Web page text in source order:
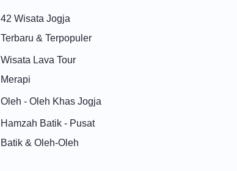
42 Wisata Jogja
Terbaru & Terpopuler
Wisata Lava Tour
Merapi
Oleh - Oleh Khas Jogja
Hamzah Batik - Pusat
Batik & Oleh-Oleh